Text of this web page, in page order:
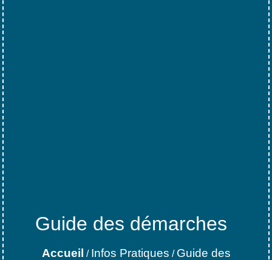
Guide des démarches
Accueil / Infos Pratiques / Guide des